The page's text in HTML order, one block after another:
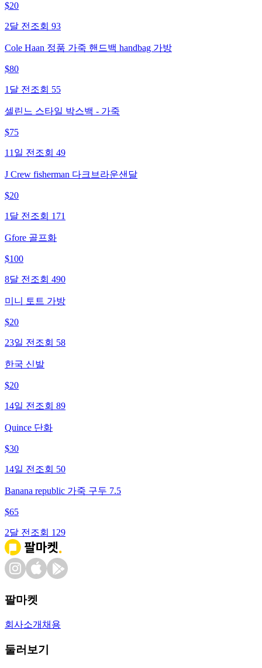
$20
2달 전 조회 93
Cole Haan 정품 가죽 핸드백 handbag 가방
$80
1달 전 조회 55
셀린느 스타일 박스백 - 가죽
$75
11일 전 조회 49
J Crew fisherman 다크브라운샌달
$20
1달 전 조회 171
Gfore 골프화
$100
8달 전 조회 490
미니 토트 가방
$20
23일 전 조회 58
한국 신발
$20
14일 전 조회 89
Quince 단화
$30
14일 전 조회 50
Banana republic 가죽 구두 7.5
$65
2달 전 조회 129
팔마켓
회사소개 채용
둘러보기